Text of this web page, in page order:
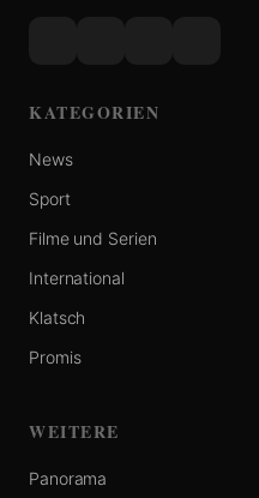
KATEGORIEN
News
Sport
Filme und Serien
International
Klatsch
Promis
WEITERE
Panorama